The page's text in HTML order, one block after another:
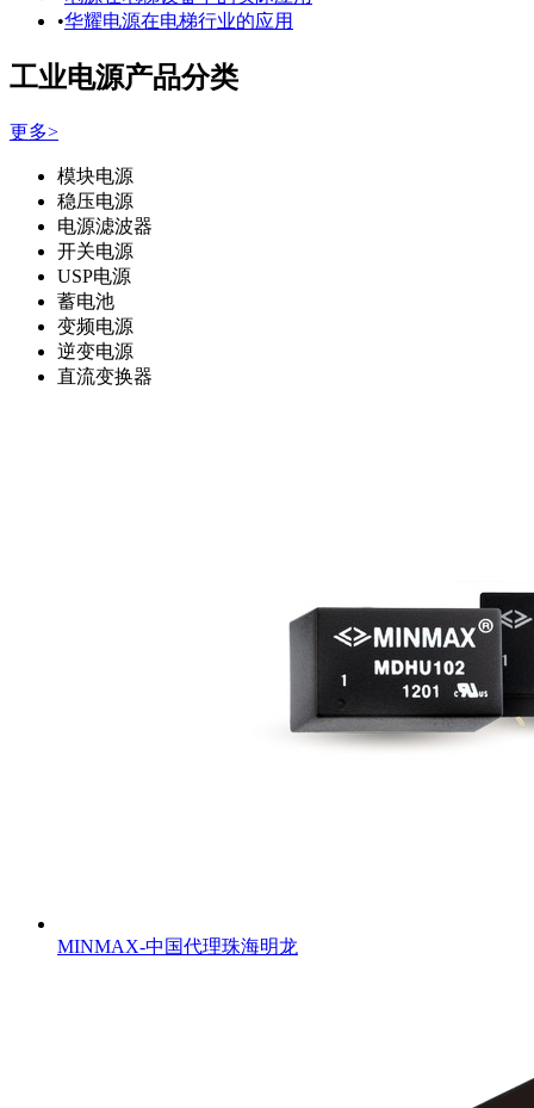
•华耀电源在电梯行业的应用
工业电源产品分类
更多>
模块电源
稳压电源
电源滤波器
开关电源
USP电源
蓄电池
变频电源
逆变电源
直流变换器
MINMAX-中国代理珠海明龙